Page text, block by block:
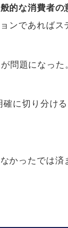
的な消費者の
であればス
問題になった。
に切り分け
かったでは済